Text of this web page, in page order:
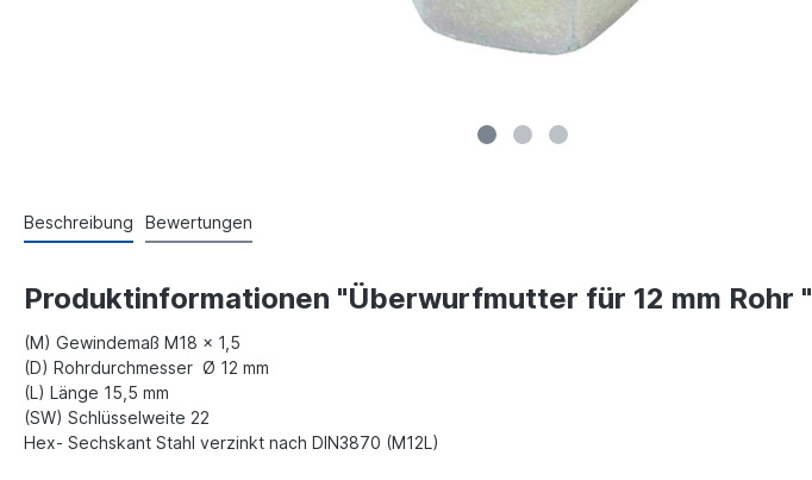
Beschreibung Bewertungen
Produktinformationen "Überwurfmutter für 12 mm Rohr "
(M) Gewindemaß M18 x 1,5
(D) Rohrdurchmesser Ø 12 mm
(L) Länge 15,5 mm
(SW) Schlüsselweite 22
Hex- Sechskant Stahl verzinkt nach DIN3870 (M12L)